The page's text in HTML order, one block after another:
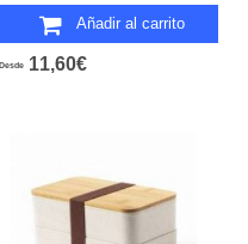
Añadir al carrito
Desde 11,60€